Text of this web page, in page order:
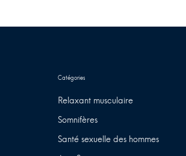
Relaxant musculaire
Somnifères
Santé sexuelle des hommes